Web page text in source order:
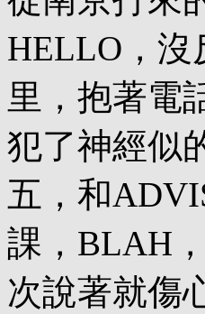
HELLO，沒
里，抱著電
犯了神經似
五，和
課，BLAH
次說著就傷